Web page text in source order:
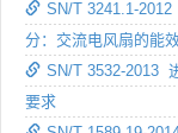
SN/T 3241.1-
分：交流电风扇的能
SN/T 3532-2013
要求